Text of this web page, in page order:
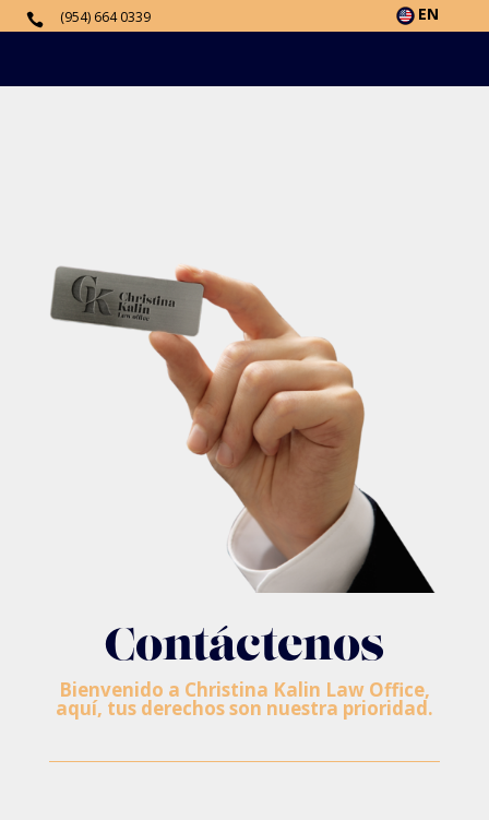
 (954) 664 0339 EN
Contáctenos
Bienvenido a Christina Kalin Law Office,
aquí, tus derechos son nuestra prioridad.